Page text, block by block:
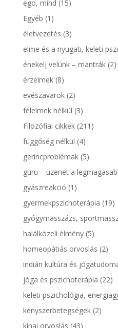
ego, mind (15)
Egyéb (1)
életvezetés (3)
elme és a nyugati, keleti
énekelj velünk – mantrák(2)
érzelmek(8)
evészavarok(2)
félelmek nélkül (3)
Filozófiai cikkek(211)
függőség nélkül (4)
gerincproblémák(5)
guru – üzenet a
gyászreakció (1)
gyermekpszichoterápia (19)
gyógymasszázs,
halálközeli élmény(5)
homeopátiás orvoslás (2)
indián kultúra és
jóga és pszichoterápia (22)
keleti pszichológia,
kényszerbetegségek(2)
kínai orvoslás (43)